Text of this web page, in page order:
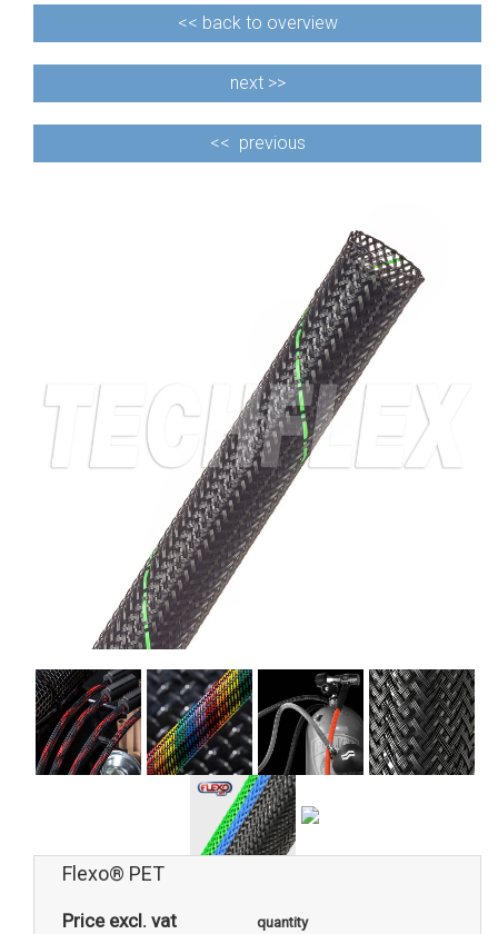
<< back to overview
next >>
<< previous
Flexo® PET
Price excl. vat quantity